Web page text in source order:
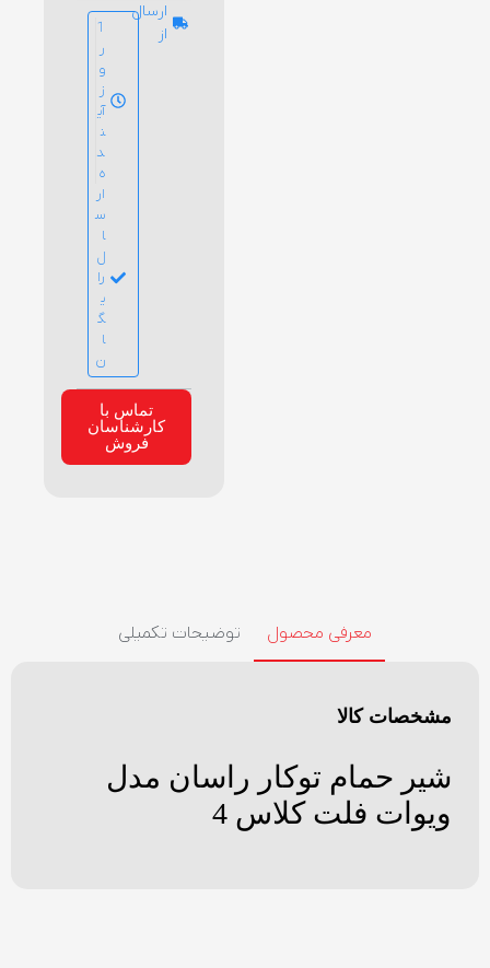
ارسال
از
1
ر
و
ز
آی
ن
د
ه
ار
س
ا
ل
را
ی
گ
ا
ن
تماس با
کارشناسان
فروش
معرفی محصول توضیحات تکمیلی
مشخصات کالا
شیر حمام توکار راسان مدل
ویوات فلت کلاس 4